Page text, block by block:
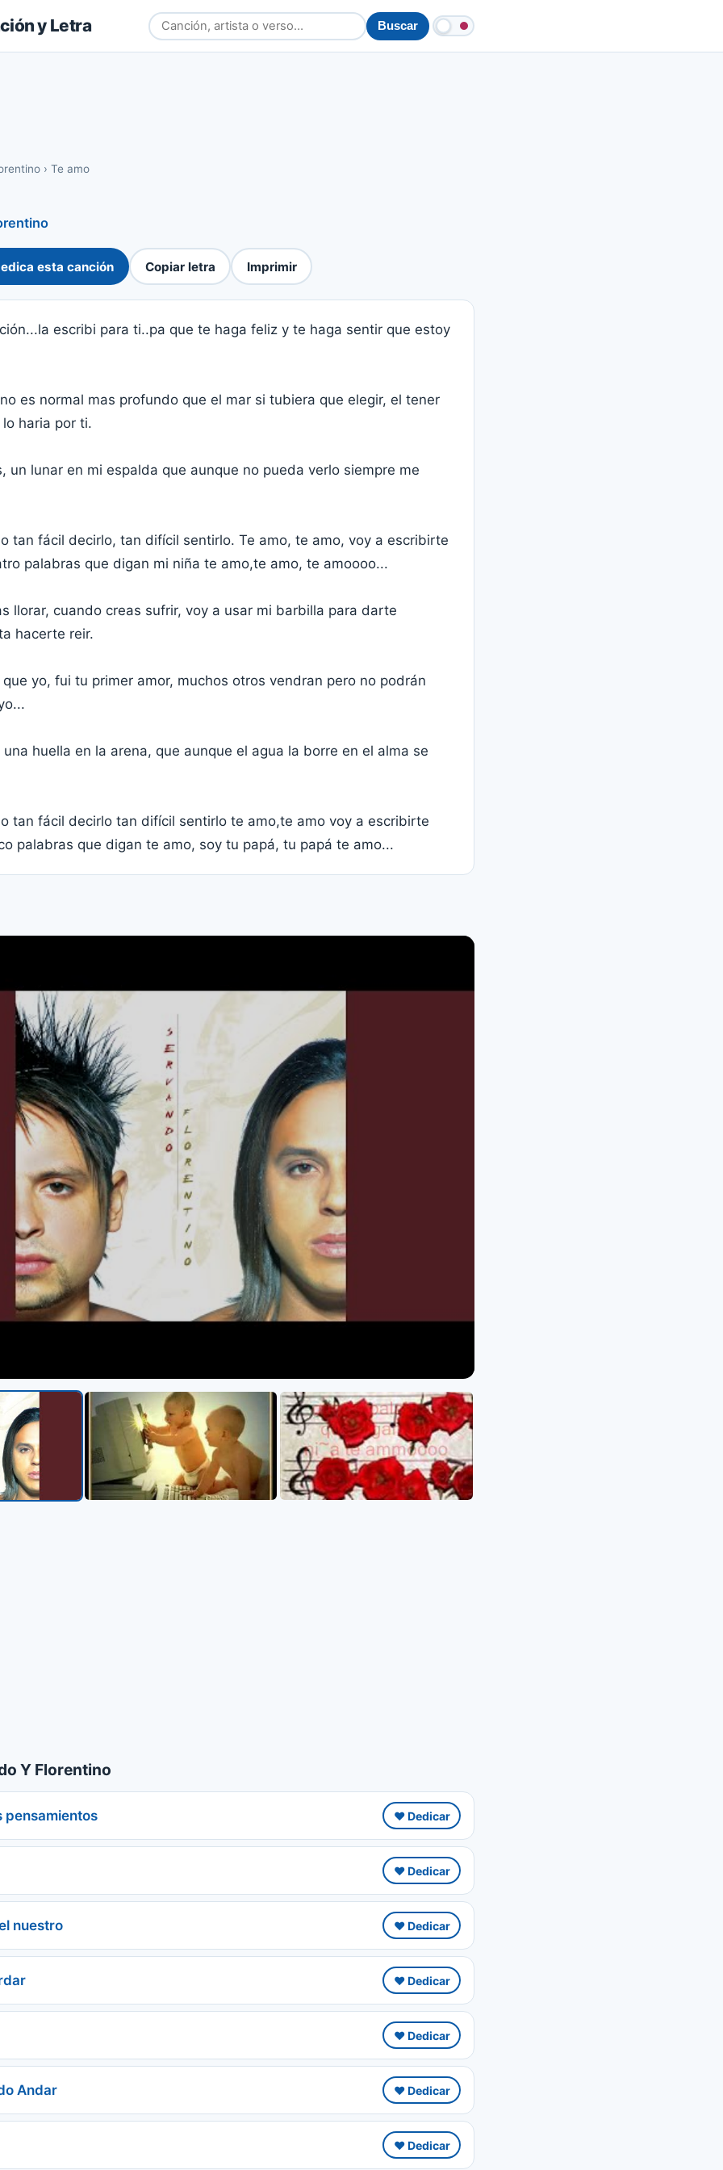
y Letra Buscar
› Te amo
esta canción Copiar letra Imprimir
escribi para ti..pa que te haga feliz y te haga sentir que estoy
es normal mas profundo que el mar si tubiera que elegir, el tener
haria por ti.
un lunar en mi espalda que aunque no pueda verlo siempre me
tan fácil decirlo, tan difícil sentirlo. Te amo, te amo, voy a escribirte
palabras que digan mi niña te amo,te amo, te amoooo...
llorar, cuando creas sufrir, voy a usar mi barbilla para darte
hacerte reir.
yo, fui tu primer amor, muchos otros vendran pero no podrán
huella en la arena, que aunque el agua la borre en el alma se
tan fácil decirlo tan difícil sentirlo te amo,te amo voy a escribirte
palabras que digan te amo, soy tu papá, tu papá te amo...
Y Florentino
pensamientos ❤️ Dedicar
❤️ Dedicar
nuestro ❤️ Dedicar
❤️ Dedicar
❤️ Dedicar
Andar ❤️ Dedicar
❤️ Dedicar